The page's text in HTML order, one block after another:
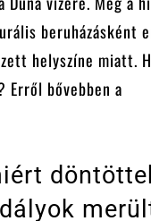
beruházásként
helyszíne miatt.
bővebben a